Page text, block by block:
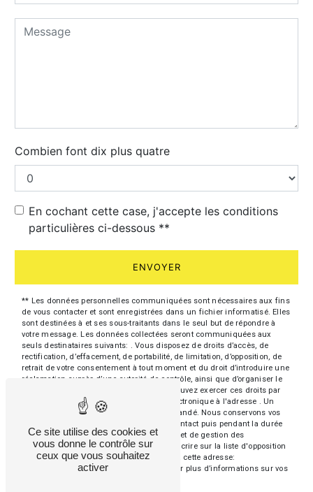
Combien font dix plus quatre
En cochant cette case, j'accepte les conditions
particulières ci-dessous **
ENVOYER
** Les données personnelles communiquées sont nécessaires aux fins
de vous contacter et sont enregistrées dans un fichier informatisé. Elles
sont destinées à et ses sous-traitants dans le seul but de répondre à
votre message. Les données collectées seront communiquées aux
seuls destinataires suivants: . Vous disposez de droits d’accès, de
rectification, d’effacement, de portabilité, de limitation, d’opposition, de
retrait de votre consentement à tout moment et du droit d’introduire une
réclamation auprès d’une autorité de contrôle, ainsi que d’organiser le
sort de vos données post-mortem. Vous pouvez exercer ces droits par
voie postale à l'adresse ou par courrier électronique à l'adresse . Un
justificatif d'identité pourra vous être demandé. Nous conservons vos
données pendant la période de prise de contact puis pendant la durée
de prescription légale aux fins probatoires et de gestion des
contentieux. Vous avez le droit de vous inscrire sur la liste d'opposition
au démarchage téléphonique, disponible à cette adresse:
. Consultez le site cnil.fr pour plus d’informations sur vos
Ce site utilise des cookies et
vous donne le contrôle sur
ceux que vous souhaitez
activer